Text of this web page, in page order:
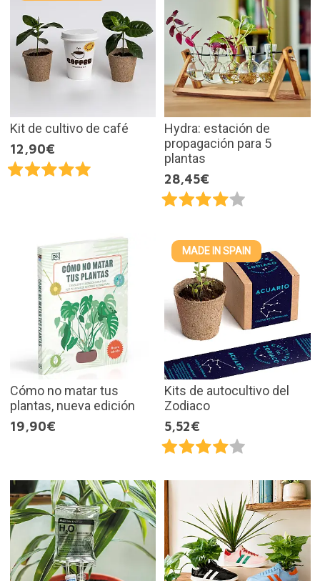
Kit de cultivo de café
12,90€
Hydra: estación de
propagación para 5
plantas
28,45€
Cómo no matar tus
plantas, nueva edición
19,90€
MADE IN SPAIN
Kits de autocultivo del
Zodiaco
5,52€